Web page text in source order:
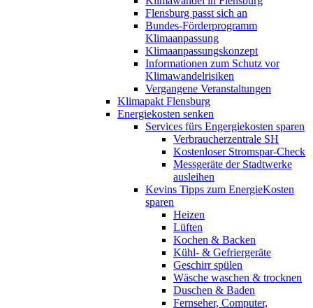
Flensburg passt sich an
Bundes-Förderprogramm
Klimaanpassung
Klimaanpassungskonzept
Informationen zum Schutz vor
Klimawandelrisiken
Vergangene Veranstaltungen
Klimapakt Flensburg
Energiekosten senken
Services fürs Engergiekosten sparen
Verbraucherzentrale SH
Kostenloser Stromspar-Check
Messgeräte der Stadtwerke
ausleihen
Kevins Tipps zum EnergieKosten
sparen
Heizen
Lüften
Kochen & Backen
Kühl- & Gefriergeräte
Geschirr spülen
Wäsche waschen & trocknen
Duschen & Baden
Fernseher, Computer,